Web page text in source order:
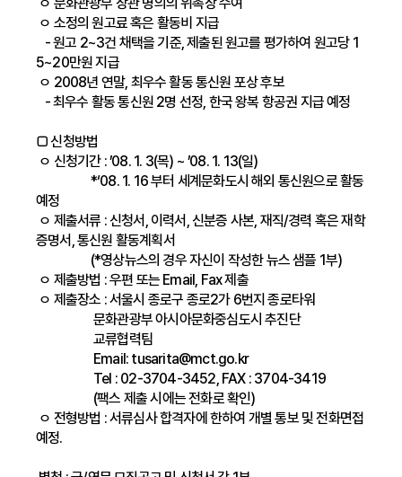
ㅇ 소정의 원고료 혹은 활동비 지급
- 원고 2~3건 채택을 기준, 제출된 원고를 평가하여 원고당 1
5~20만원 지급
ㅇ 2008년 연말, 최우수 활동 통신원 포상 후보
- 최우수 활동 통신원 2명 선정, 한국 왕복 항공권 지급 예정
□ 신청방법
ㅇ 신청기간 : ’08. 1. 3(목) ~ ’08. 1. 13(일)
*‘08. 1. 16 부터 세계문화도시 해외 통신원으로 활동
예정
ㅇ 제출서류 : 신청서, 이력서, 신분증 사본, 재직/경력 혹은 재학
증명서, 통신원 활동계획서
(*영상뉴스의 경우 자신이 작성한 뉴스 샘플 1부)
ㅇ 제출방법 : 우편 또는 Email, Fax 제출
ㅇ 제출장소 : 서울시 종로구 종로2가 6번지 종로타워
문화관광부 아시아문화중심도시 추진단
교류협력팀
Email: tusarita@mct.go.kr
Tel : 02-3704-3452, FAX : 3704-3419
(팩스 제출 시에는 전화로 확인)
ㅇ 전형방법 : 서류심사 합격자에 한하여 개별 통보 및 전화면접
예정.